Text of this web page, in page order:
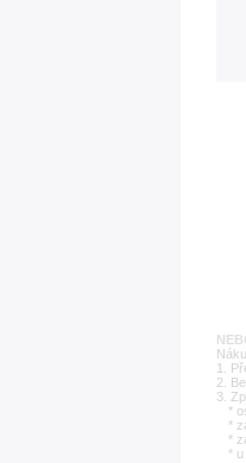
1.
2.
3.
*
*
*
* u